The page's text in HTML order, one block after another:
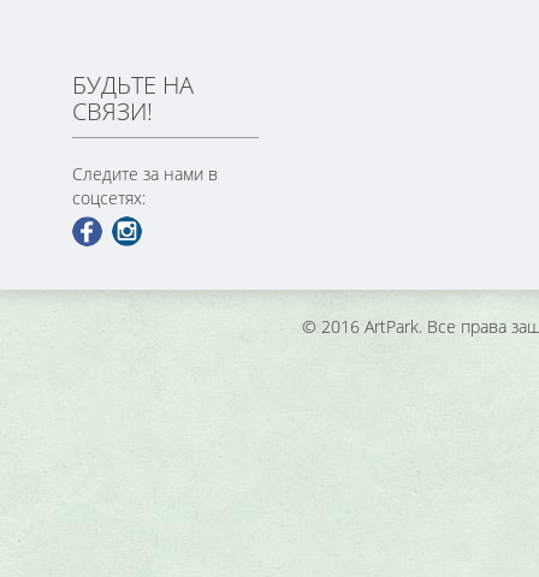
БУДЬТЕ НА
СВЯЗИ!
Следите за нами в
соцсетях:
© 2016 ArtPark. Все права